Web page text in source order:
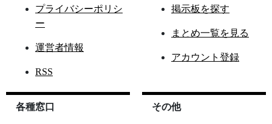
プライバシーポリシ
ー
運営者情報
RSS
掲示板を探す
まとめ一覧を見る
アカウント登録
各種窓口 その他